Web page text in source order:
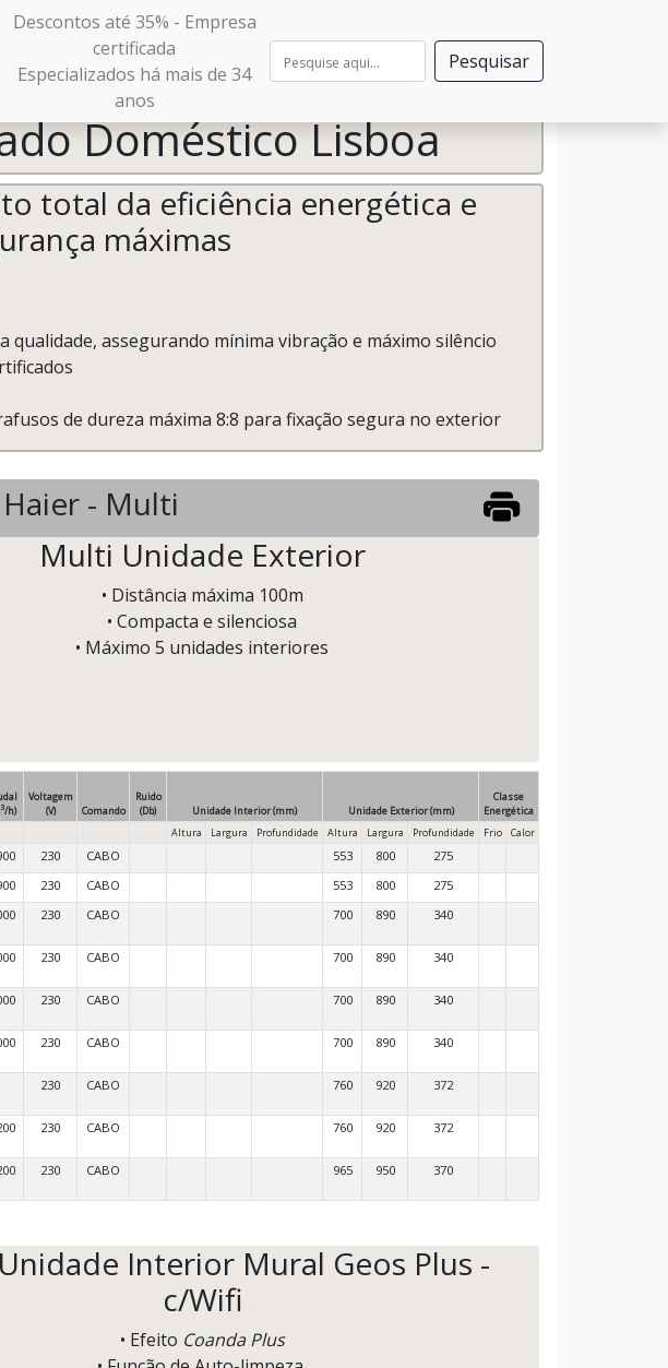
Esconde Menu
Descontos até 35% - Empresa
certificada
Especializados há mais de 34
anos
Pesquisar
Doméstico Lisboa
total da eficiência energética e
máximas
assegurando mínima vibração e máximo silêncio
de dureza máxima 8:8 para fixação segura no exterior
Haier - Multi
Multi Unidade Exterior
• Distância máxima 100m
• Compacta e silenciosa
• Máximo 5 unidades interiores
3/h)
Voltagem
(V)
Comando
Ruido
(Db)
Unidade Interior (mm) Unidade Exterior (mm)
Classe
Energética
Altura Largura Profundidade Altura Largura Profundidade Frio Calor
230 CABO 553 800
275
230 CABO 553 800
275
230 CABO 700 890 340
230 CABO 700 890 340
230 CABO 700 890 340
230 CABO 700 890 340
230 CABO 760 920 372
230 CABO 760 920 372
230 CABO 965 950 370
Interior Mural Geos Plus -
c/Wifi
• Efeito Coanda Plus